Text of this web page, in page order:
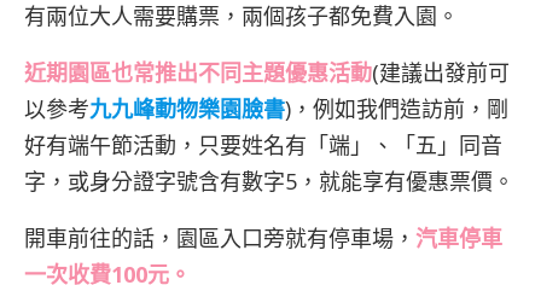
有兩位大人需要購票，兩個孩子都免費入園。
近期園區也常推出不同主題優惠活動(建議出發前可
以參考九九峰動物樂園臉書)，例如我們造訪前，剛
好有端午節活動，只要姓名有「端」、「五」同音
字，或身分證字號含有數字5，就能享有優惠票價。
開車前往的話，園區入口旁就有停車場， 汽車停車
一次收費100元。